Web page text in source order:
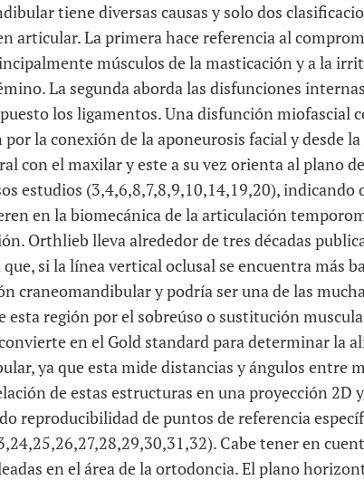
tiene diversas causas y solo dos
articular. La primera hace referencia al
músculos de la masticación y a la
La segunda aborda las disfunciones
los ligamentos. Una disfunción miofascial
la conexión de la aponeurosis facial y desde
con el maxilar y este a su vez orienta al plano
estudios (3,4,6,8,7,8,9,10,14,19,20), indicando
en la biomecánica de la articulación
Orthlieb lleva alrededor de tres décadas
si la línea vertical oclusal se encuentra más
craneomandibular y podría ser una de las
esta región por el sobreúso o sustitución
en el Gold standard para determinar la
ya que esta mide distancias y ángulos entre
de estas estructuras en una proyección 2D
reproducibilidad de puntos de referencia
Cabe tener en
en el área de la ortodoncia. El plano